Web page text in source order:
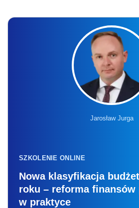
Jarosław Jurga
SZKOLENIE ONLINE
Nowa klasyfikacja
roku – reforma finansów
w praktyce